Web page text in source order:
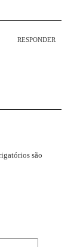
RESPONDER
são